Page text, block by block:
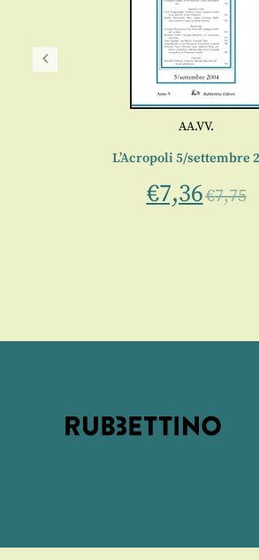
AA.VV.
L’Acropoli 5/settembre
€7,36€7,75